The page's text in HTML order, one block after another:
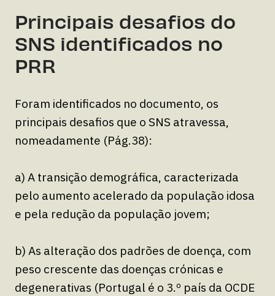
Principais desafios do
SNS identificados no
PRR
Foram identificados no documento, os
principais desafios que o SNS atravessa,
nomeadamente (Pág.38):
a) A transição demográfica, caracterizada
pelo aumento acelerado da população idosa
e pela redução da população jovem;
b) As alteração dos padrões de doença, com
peso crescente das doenças crónicas e
degenerativas (Portugal é o 3.º país da OCDE